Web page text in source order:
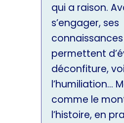
qui a raison.
s’engager, ses
connaissances
permettent
déconfiture,
l’humiliation…
comme le
l’histoire, en